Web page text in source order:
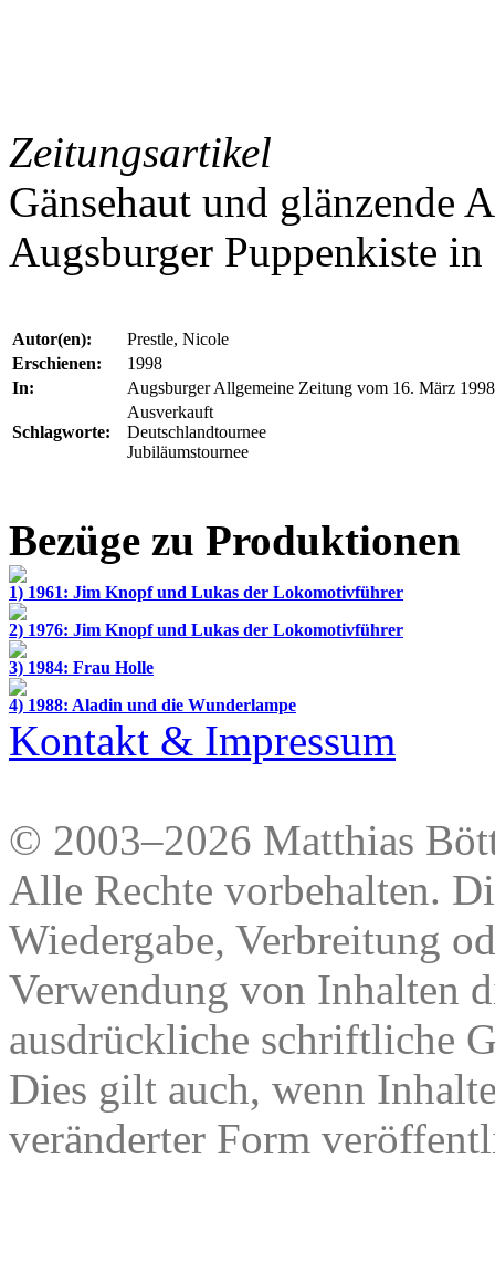
Zeitungsartikel
Gänsehaut und glänzende
Augsburger Puppenkiste in
Autor(en):
Prestle, Nicole
Erschienen:
1998
In:
Augsburger Allgemeine Zeitung vom 16. März 1998
Schlagworte:
Ausverkauft
Deutschlandtournee
Jubiläumstournee
Bezüge zu Produktionen
1) 1961: Jim Knopf und Lukas der Lokomotivführer
2) 1976: Jim Knopf und Lukas der Lokomotivführer
3) 1984: Frau Holle
4) 1988: Aladin und die Wunderlampe
Kontakt & Impressum
© 2003–2026 Matthias
Alle Rechte vorbehalten.
Wiedergabe, Verbreitung
Verwendung von Inhalten
ausdrückliche schriftliche
Dies gilt auch, wenn
veränderter Form